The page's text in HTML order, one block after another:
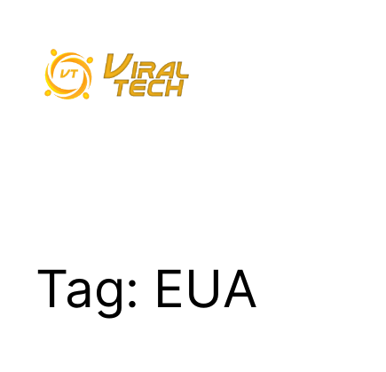
conteúdo
Tag: EUA